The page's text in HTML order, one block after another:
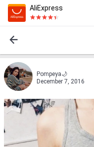
AliExpress
Pompeya🌙
December 7, 2016